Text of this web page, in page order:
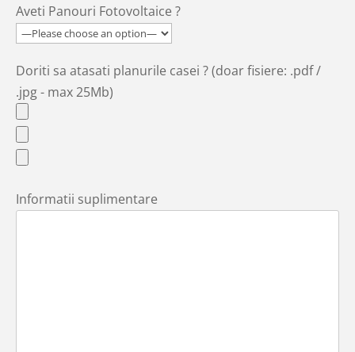
Aveti Panouri Fotovoltaice ?
Doriti sa atasati planurile casei ? (doar fisiere: .pdf /
.jpg - max 25Mb)
Informatii suplimentare